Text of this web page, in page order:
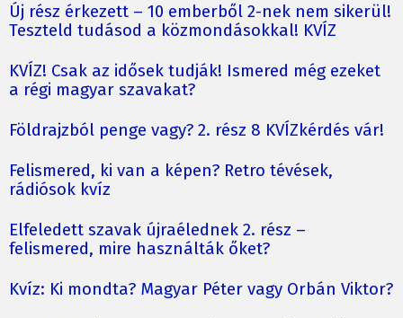
Új rész érkezett – 10 emberből 2-nek nem sikerül!
Teszteld tudásod a közmondásokkal! KVÍZ
KVÍZ! Csak az idősek tudják! Ismered még ezeket
a régi magyar szavakat?
Földrajzból penge vagy? 2. rész 8 KVÍZkérdés vár!
Felismered, ki van a képen? Retro tévések,
rádiósok kvíz
Elfeledett szavak újraélednek 2. rész –
felismered, mire használták őket?
Kvíz: Ki mondta? Magyar Péter vagy Orbán Viktor?